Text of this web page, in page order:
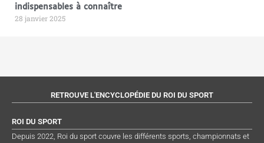
indispensables à connaître
28 janvier 2025
RETROUVE L'ENCYCLOPÉDIE DU ROI DU SPORT
ROI DU SPORT
Depuis 2022, Roi du sport couvre les différents sports, championnats et